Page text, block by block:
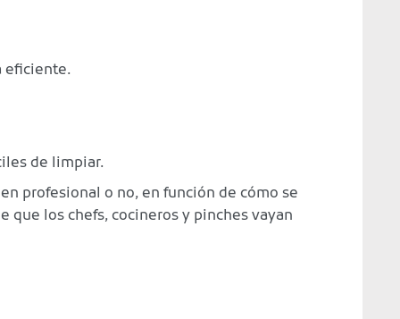
eficiente.
de limpiar.
profesional o no, en función de cómo se
los chefs, cocineros y pinches vayan